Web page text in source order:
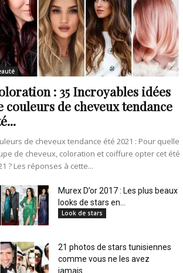
de
vie
Numéro
un
: 35 Incroyables idées
couleurs de cheveux tendance
de cheveux tendance été 2021 : Pour quelle
de cheveux, coloration et coiffure opter cet été
? Les réponses à cette...
Murex D’or 2017 : Les plus beaux
looks de stars en...
Look de stars
21 photos de stars tunisiennes
comme vous ne les avez
jamais...